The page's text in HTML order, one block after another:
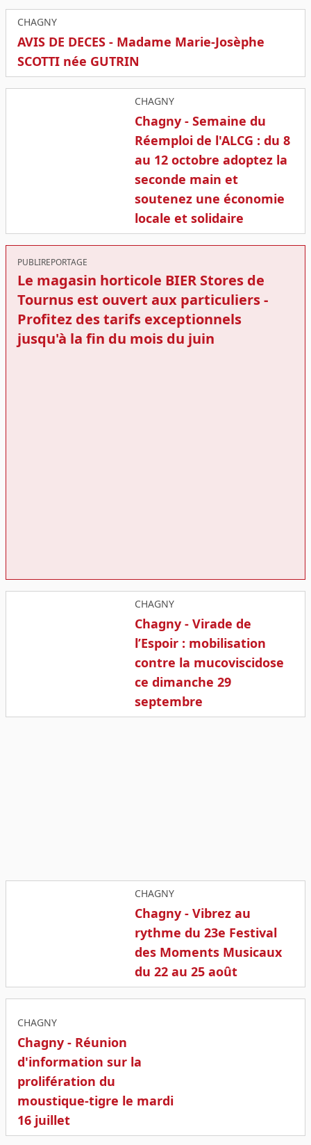
CHAGNY
AVIS DE DECES - Madame Marie-Josèphe
SCOTTI née GUTRIN
CHAGNY
Chagny - Semaine du
Réemploi de l'ALCG : du 8
au 12 octobre adoptez la
seconde main et
soutenez une économie
locale et solidaire
PUBLIREPORTAGE
Le magasin horticole BIER Stores de
Tournus est ouvert aux particuliers -
Profitez des tarifs exceptionnels
jusqu'à la fin du mois du juin
CHAGNY
Chagny - Virade de
l’Espoir : mobilisation
contre la mucoviscidose
ce dimanche 29
septembre
CHAGNY
Chagny - Vibrez au
rythme du 23e Festival
des Moments Musicaux
du 22 au 25 août
CHAGNY
Chagny - Réunion
d'information sur la
prolifération du
moustique-tigre le mardi
16 juillet